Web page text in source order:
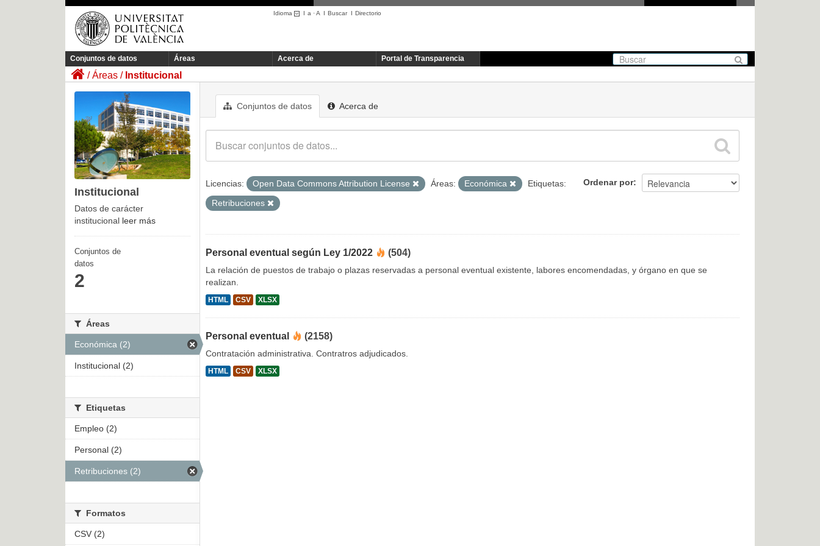
Idioma I a ·A I BuscarI Directorio
Conjuntos de datos Áreas Acerca de Portal de Transparencia
Áreas Institucional
Conjuntos de datos Acerca de
Ordenar por
Licencias: Open Data Commons Attribution License Áreas: Económica
Etiquetas:
Retribuciones
Personal eventual según Ley 1/2022 (504)
La relación de puestos de trabajo o plazas reservadas a personal eventual existente, labores encomendadas, y órgano en que se
realizan.
HTML CSV XLSX
Personal eventual (2158)
Contratación administrativa. Contratros adjudicados.
HTML CSV XLSX
Institucional
Datos de carácter
institucional leer más
Conjuntos de
datos
2
Áreas
Económica (2)
Institucional (2)
Etiquetas
Empleo (2)
Personal (2)
Retribuciones (2)
Formatos
CSV (2)